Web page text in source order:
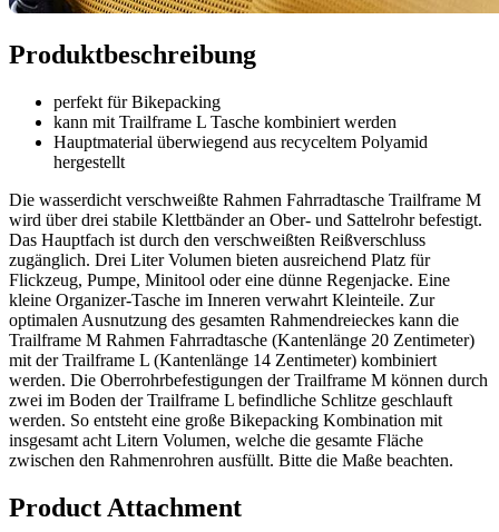
Produktbeschreibung
perfekt für Bikepacking
kann mit Trailframe L Tasche kombiniert werden
Hauptmaterial überwiegend aus recyceltem Polyamid
hergestellt
Die wasserdicht verschweißte Rahmen Fahrradtasche Trailframe M
wird über drei stabile Klettbänder an Ober- und Sattelrohr befestigt.
Das Hauptfach ist durch den verschweißten Reißverschluss
zugänglich. Drei Liter Volumen bieten ausreichend Platz für
Flickzeug, Pumpe, Minitool oder eine dünne Regenjacke. Eine
kleine Organizer-Tasche im Inneren verwahrt Kleinteile. Zur
optimalen Ausnutzung des gesamten Rahmendreieckes kann die
Trailframe M Rahmen Fahrradtasche (Kantenlänge 20 Zentimeter)
mit der Trailframe L (Kantenlänge 14 Zentimeter) kombiniert
werden. Die Oberrohrbefestigungen der Trailframe M können durch
zwei im Boden der Trailframe L befindliche Schlitze geschlauft
werden. So entsteht eine große Bikepacking Kombination mit
insgesamt acht Litern Volumen, welche die gesamte Fläche
zwischen den Rahmenrohren ausfüllt. Bitte die Maße beachten.
Product Attachment